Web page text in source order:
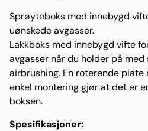
Sprøyteboks med innebygd
uønskede avgasser.
Lakkboks med innebygd vifte
avgasser når du holder på
airbrushing. En roterende plate
enkel montering gjør at det er
boksen.
Spesifikasjoner: